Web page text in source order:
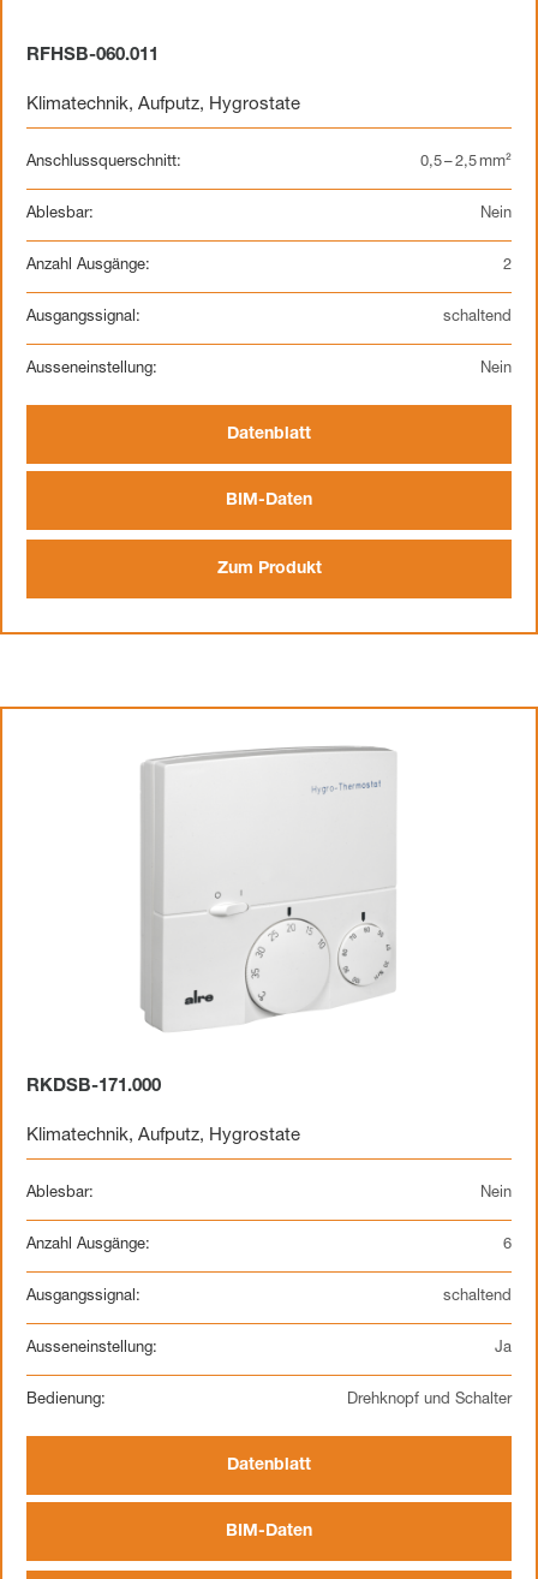
RFHSB-060.011
Klimatechnik, Aufputz, Hygrostate
Anschlussquerschnitt: 0,5 – 2,5 mm²
Ablesbar: Nein
Anzahl Ausgänge: 2
Ausgangssignal: schaltend
Ausseneinstellung: Nein
Datenblatt
BIM-Daten
Zum Produkt
RKDSB-171.000
Klimatechnik, Aufputz, Hygrostate
Ablesbar: Nein
Anzahl Ausgänge: 6
Ausgangssignal: schaltend
Ausseneinstellung: Ja
Bedienung: Drehknopf und Schalter
Datenblatt
BIM-Daten